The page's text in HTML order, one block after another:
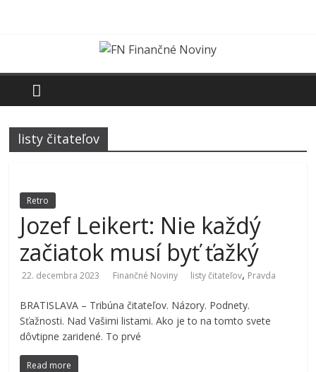
FN
Finančné
Noviny
ekonomike
spoločnosti
listy čitateľov
Retro
Jozef Leikert: Nie každý
začiatok musí byť ťažký
22. decembra 2023 Finančné Noviny listy čitateľov, Pravda
BRATISLAVA – Tribúna čitateľov. Názory. Podnety.
Sťažnosti. Nad Vašimi listami. Ako je to na tomto svete
dôvtipne zaridené. To prvé
Read more